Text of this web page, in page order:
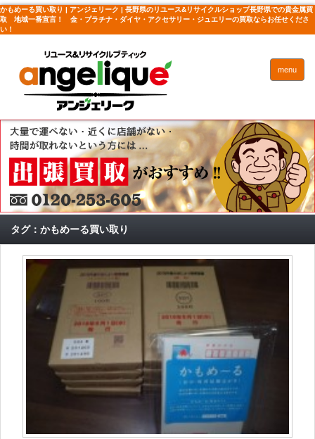
かもめーる買い取り | アンジェリーク | 長野県のリユース&リサイクルショップ長野県での貴金属買
取 地域一番宣言！ 金・プラチナ・ダイヤ・アクセサリー・ジュエリーの買取ならお任せくださ
い！
menu
タグ：かもめーる買い取り